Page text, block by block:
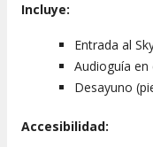
Incluye:
Entrada al
Audioguía en
Desayuno
Accesibilidad: